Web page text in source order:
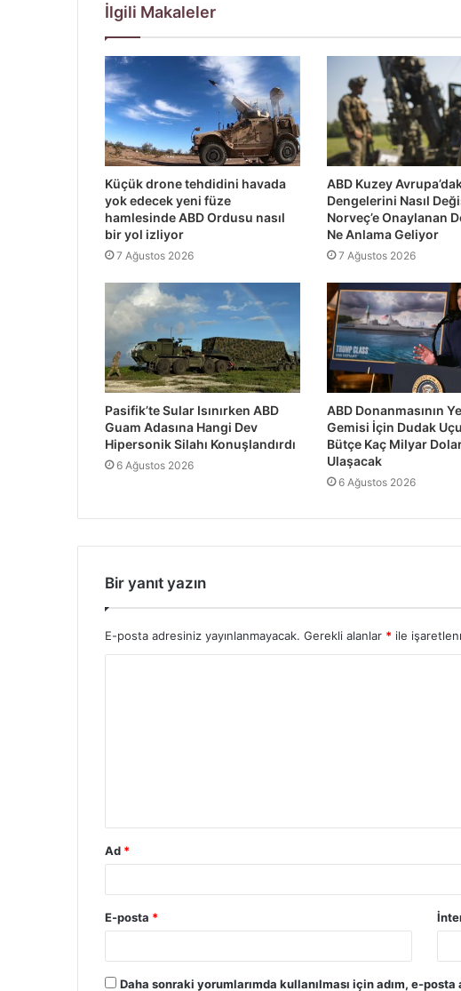
İlgili Makaleler
Küçük drone tehdidini havada
yok edecek yeni füze
hamlesinde ABD Ordusu nasıl
bir yol izliyor
7 Ağustos 2026
ABD Kuzey
Dengelerini Nasıl
Norveç’e Onaylanan
Ne Anlama Geliyor
7 Ağustos 2026
Pasifik’te Sular Isınırken ABD
Guam Adasına Hangi Dev
Hipersonik Silahı Konuşlandırdı
6 Ağustos 2026
ABD Donanmasının
Gemisi İçin Dudak
Bütçe Kaç Milyar
Ulaşacak
6 Ağustos 2026
Bir yanıt yazın
E-posta adresiniz yayınlanmayacak. Gerekli alanlar * ile
Ad *
E-posta *
Daha sonraki yorumlarımda kullanılması için adım, e-